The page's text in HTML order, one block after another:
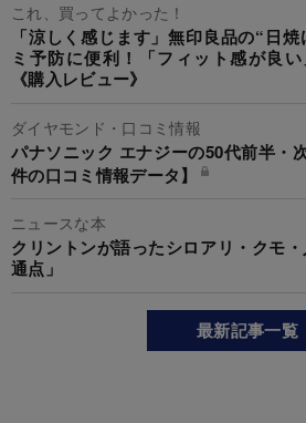
これ、買ってよかった！
「涼しく感じます」無印良品の“日
ミ予防に便利！「フィット感が良
《購入レビュー》
ダイヤモンド・口コミ情報
パナソニック エナジーの50代前半・
件の口コミ情報データ】
ニュースな本
クリントンが語ったシロアリ・クモ
通点」
最新記事一覧